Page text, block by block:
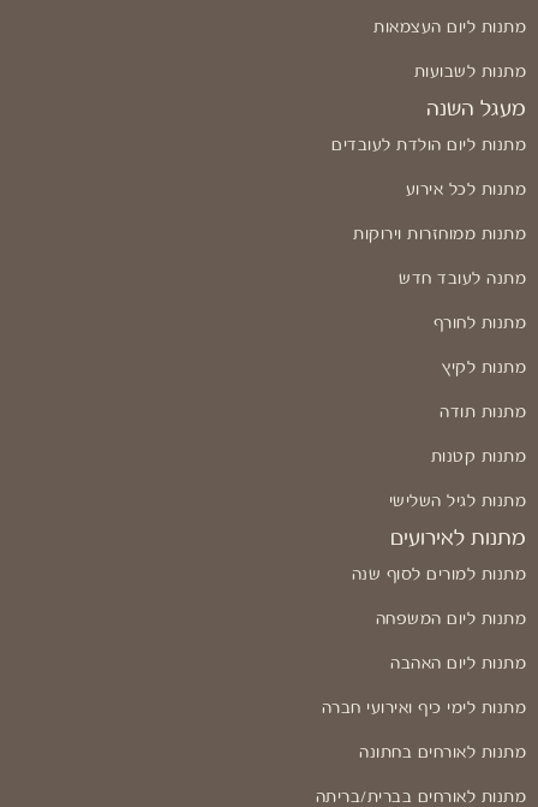
מתנות ליום העצמאות
מתנות לשבועות
מעגל השנה
מתנות ליום הולדת לעובדים
מתנות לכל אירוע
מתנות ממוחזרות וירוקות
מתנה לעובד חדש
מתנות לחורף
מתנות לקיץ
מתנות תודה
מתנות קטנות
מתנות לגיל השלישי
מתנות לאירועים
מתנות למורים לסוף שנה
מתנות ליום המשפחה
מתנות ליום האהבה
מתנות לימי כיף ואירועי חברה
מתנות לאורחים בחתונה
מתנות לאורחים בברית/בריתה